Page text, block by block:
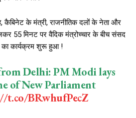
कैबिनेट के मंत्री, राजनीतिक दलों के नेता और
55 मिनट पर वैदिक मंत्रोच्चार के बीच संसद
कार्यक्रम शुरू हुआ !
Delhi: PM Modi lays
of New Parliament
t.co/BRwhufPecZ